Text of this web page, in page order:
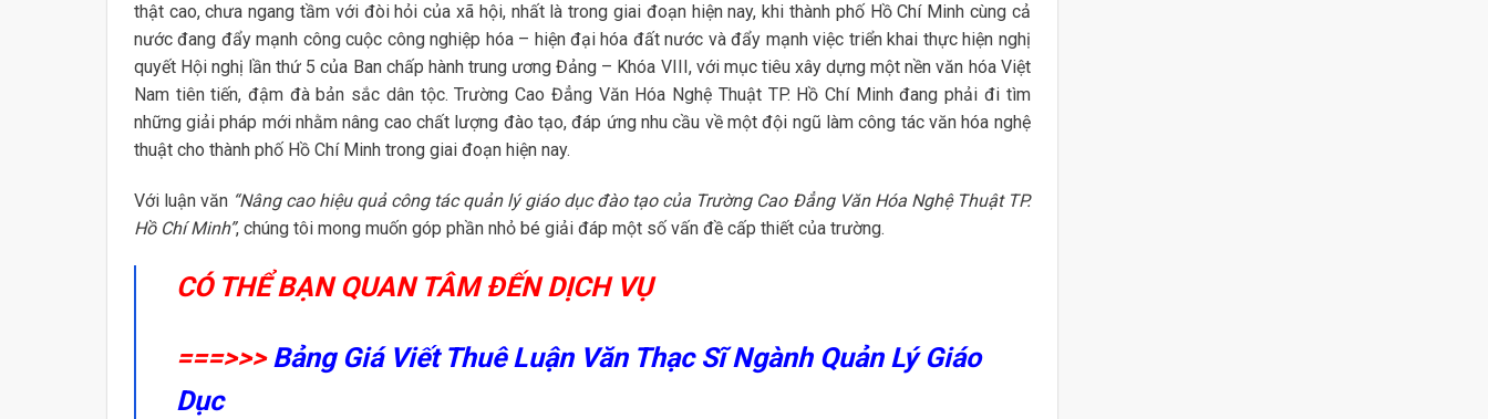
thật cao, chưa ngang tầm với đòi hỏi của xã hội, nhất là trong giai đoạn hiện nay, khi thành phố Hồ Chí Minh cùng cả
nước đang đẩy mạnh công cuộc công nghiệp hóa – hiện đại hóa đất nước và đẩy mạnh việc triển khai thực hiện nghị
quyết Hội nghị lần thứ 5 của Ban chấp hành trung ương Đảng – Khóa VIII, với mục tiêu xây dựng một nền văn hóa Việt
Nam tiên tiến, đậm đà bản sắc dân tộc. Trường Cao Đẳng Văn Hóa Nghệ Thuật TP. Hồ Chí Minh đang phải đi tìm
những giải pháp mới nhằm nâng cao chất lượng đào tạo, đáp ứng nhu cầu về một đội ngũ làm công tác văn hóa nghệ
thuật cho thành phố Hồ Chí Minh trong giai đoạn hiện nay.
Với luận văn “Nâng cao hiệu quả công tác quản lý giáo dục đào tạo của Trường Cao Đẳng Văn Hóa Nghệ Thuật TP.
Hồ Chí Minh”, chúng tôi mong muốn góp phần nhỏ bé giải đáp một số vấn đề cấp thiết của trường.
CÓ THỂ BẠN QUAN TÂM ĐẾN DỊCH VỤ
===>>>Bảng Giá Viết Thuê Luận Văn Thạc Sĩ Ngành Quản Lý Giáo
Dục